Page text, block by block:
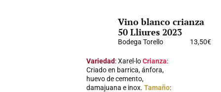
Vino blanco crianza
50 Lliures 2023
Bodega Torello 13,50€
Variedad: Xarel-loCrianza:
Criado en barrica, ánfora,
huevo de cemento,
damajuana e inox. Tamaño: